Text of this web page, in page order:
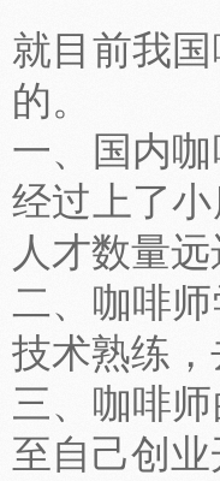
就目前我
的。
一、国内
经过上了
人才数量
二、咖啡
技术熟练
三、咖啡
至自己创